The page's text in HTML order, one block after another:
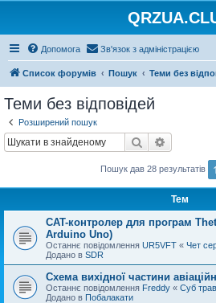
Допомога Зв'язок з адміністрацією
Список форумів Пошук Теми без
Теми без відповідей
Розширений пошук
Пошук
Пошук дав 28 результатів 1
Тем
CAT-контролер для програм
Arduino Uno)
Останнє повідомлення UR5VFT « Чет
Додано в SDR
Схема вихідної частини
Останнє повідомлення Freddy « Суб
Додано в Побалакати